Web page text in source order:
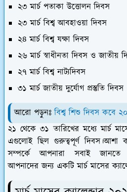
২৩ মার্চ পতাকা উত্তোলন দিবস
২৩ মার্চ বিশ্ব আবহাওয়া দিবস
২৪ মার্চ বিশ্ব যক্ষা দিবস
২৬ মার্চ স্বাধীনতা দিবস ও জাতীয়
২৭ মার্চ বিশ্ব নাট্যদিবস
৩১ মার্চ জাতীয় দুর্যোগ প্রস্তুতি দিবস
আরো পড়ুনঃ বিশ্ব শিশু দিবস কবে
২১ থেকে ৩১ তারিখের মধ্যে মার্চ
এগুলোই ছিল গুরুত্বপূর্ণ দিবস।আশা
সম্পর্কে আপনারা সবাই জানতে
আপনাদের জন্য একটি মার্চ মাসের